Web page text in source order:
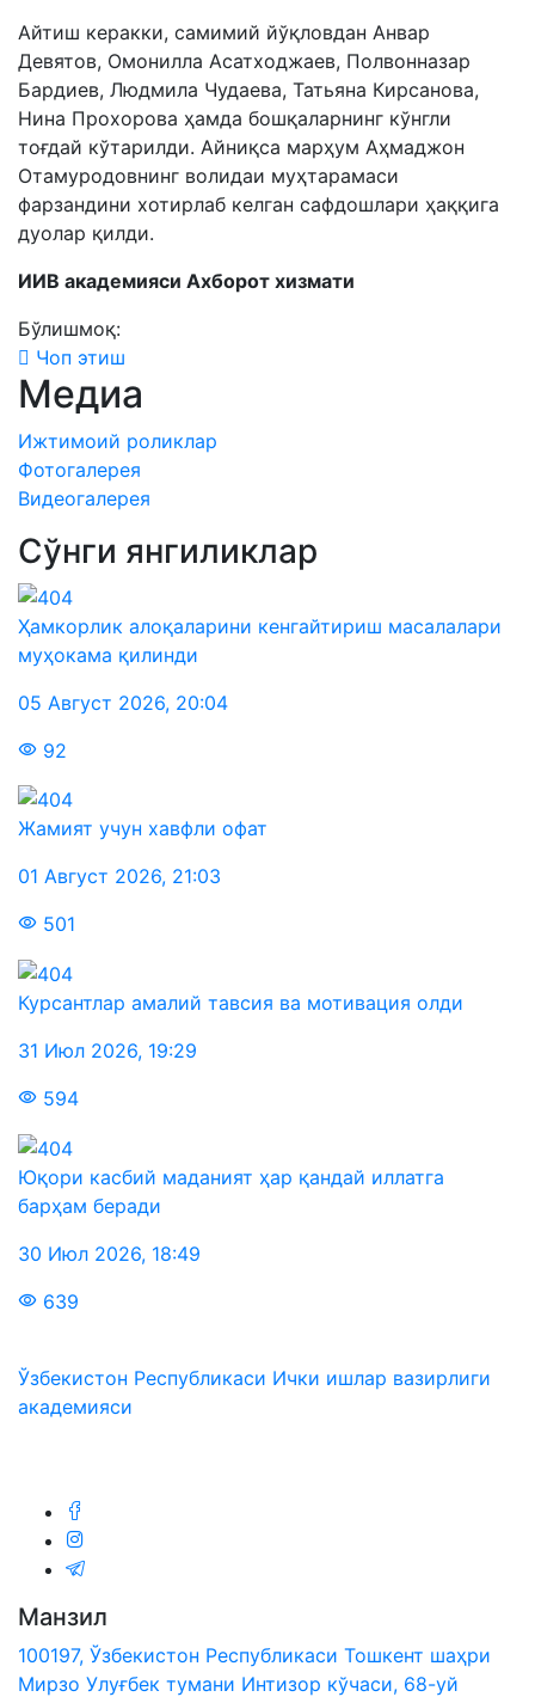
Айтиш керакки, самимий йўқловдан Анвар
Девятов, Омонилла Асатходжаев, Полвонназар
Бардиев, Людмила Чудаева, Татьяна Кирсанова,
Нина Прохорова ҳамда бошқаларнинг кўнгли
тоғдай кўтарилди. Айниқса марҳум Аҳмаджон
Отамуродовнинг волидаи муҳтарамаси
фарзандини хотирлаб келган сафдошлари ҳаққига
дуолар қилди.
ИИВ академияси Ахборот хизмати
Бўлишмоқ:
Чоп этиш
Медиа
Ижтимоий роликлар
Фотогалерея
Видеогалерея
Сўнги янгиликлар
Ҳамкорлик алоқаларини кенгайтириш масалалари
муҳокама қилинди
05 Август 2026, 20:04
92
Жамият учун хавфли офат
01 Август 2026, 21:03
501
Курсантлар амалий тавсия ва мотивация олди
31 Июл 2026, 19:29
594
Юқори касбий маданият ҳар қандай иллатга
барҳам беради
30 Июл 2026, 18:49
639
Ўзбекистон Республикаси Ички ишлар вазирлиги
академияси
Манзил
100197, Ўзбекистон Республикаси Тошкент шаҳри
Мирзо Улуғбек тумани Интизор кўчаси, 68-уй